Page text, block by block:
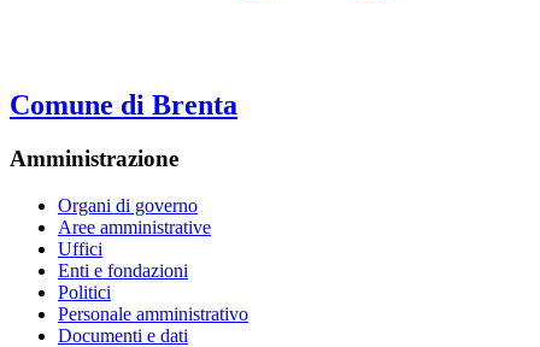
Comune di Brenta
Amministrazione
Organi di governo
Aree amministrative
Uffici
Enti e fondazioni
Politici
Personale amministrativo
Documenti e dati